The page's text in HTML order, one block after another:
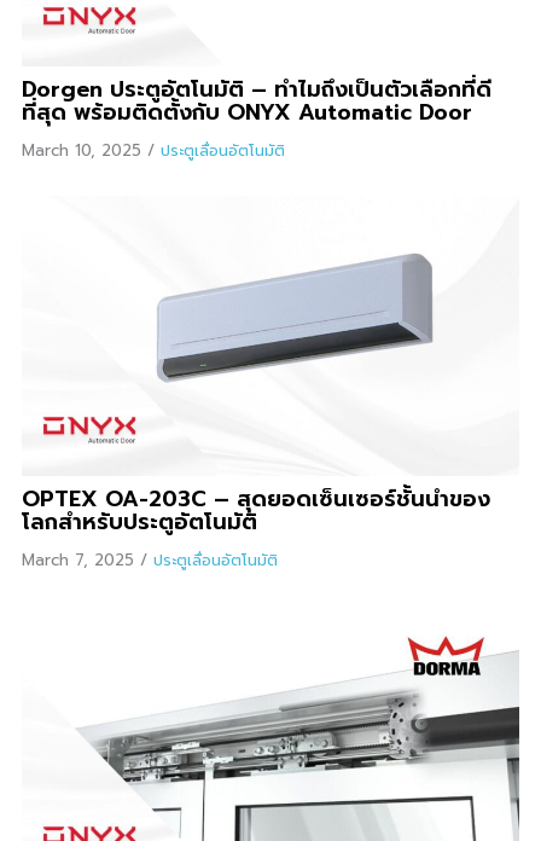
Dorgen ประตูอัตโนมัติ – ทำไมถึงเป็นตัวเลือกที่ดี
ที่สุด พร้อมติดตั้งกับ ONYX Automatic Door
March 10, 2025 / ประตูเลื่อนอัตโนมัติ
OPTEX OA-203C – สุดยอดเซ็นเซอร์ชั้นนำของ
โลกสำหรับประตูอัตโนมัติ
March 7, 2025 / ประตูเลื่อนอัตโนมัติ